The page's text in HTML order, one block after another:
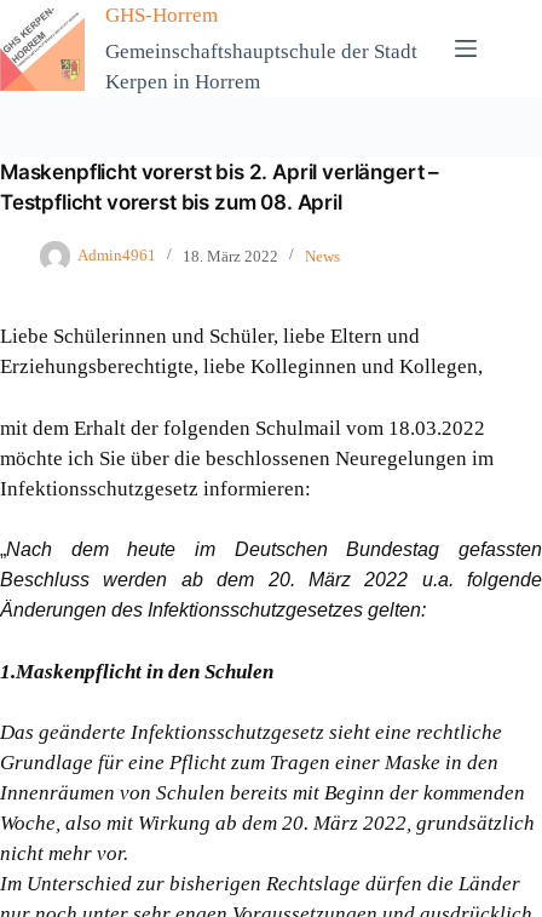
Zum
Inhalt
springen
GHS-Horrem
Gemeinschaftshauptschule der Stadt
Kerpen in Horrem
Maskenpflicht vorerst bis 2. April verlängert –
Testpflicht vorerst bis zum 08. April
Admin4961 18. März 2022 News
Liebe Schülerinnen und Schüler, liebe Eltern und
Erziehungsberechtigte, liebe Kolleginnen und Kollegen,
mit dem Erhalt der folgenden Schulmail vom 18.03.2022
möchte ich Sie über die beschlossenen Neuregelungen im
Infektionsschutzgesetz informieren:
„Nach dem heute im Deutschen Bundestag gefassten
Beschluss werden ab dem 20. März 2022 u.a. folgende
Änderungen des Infektionsschutzgesetzes gelten:
1.Maskenpflicht in den Schulen
Das geänderte Infektionsschutzgesetz sieht eine rechtliche
Grundlage für eine Pflicht zum Tragen einer Maske in den
Innenräumen von Schulen bereits mit Beginn der kommenden
Woche, also mit Wirkung ab dem 20. März 2022, grundsätzlich
nicht mehr vor.
Im Unterschied zur bisherigen Rechtslage dürfen die Länder